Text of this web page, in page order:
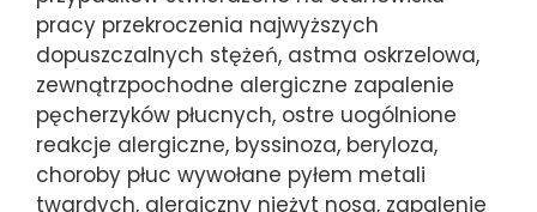
pracy przekroczenia najwyższych
dopuszczalnych stężeń, astma oskrzelowa,
zewnątrzpochodne alergiczne zapalenie
pęcherzyków płucnych, ostre uogólnione
reakcje alergiczne, byssinoza, beryloza,
choroby płuc wywołane pyłem metali
twardych, alergiczny nieżyt nosa, zapalenie